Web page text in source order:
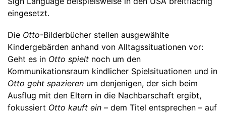
eingesetzt.
Die Otto-Bilderbücher stellen ausgewählte
Kindergebärden anhand von Alltagssituationen vor:
Geht es in Otto spielt noch um den
Kommunikationsraum kindlicher Spielsituationen und in
Otto geht spazieren um denjenigen, der sich beim
Ausflug mit den Eltern in die Nachbarschaft ergibt,
fokussiert Otto kauft ein ­– dem Titel entsprechen – auf